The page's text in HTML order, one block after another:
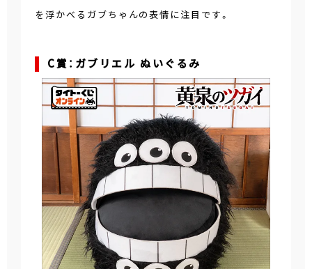
を浮かべるガブちゃんの表情に注目です。
C賞：ガブリエル ぬいぐるみ